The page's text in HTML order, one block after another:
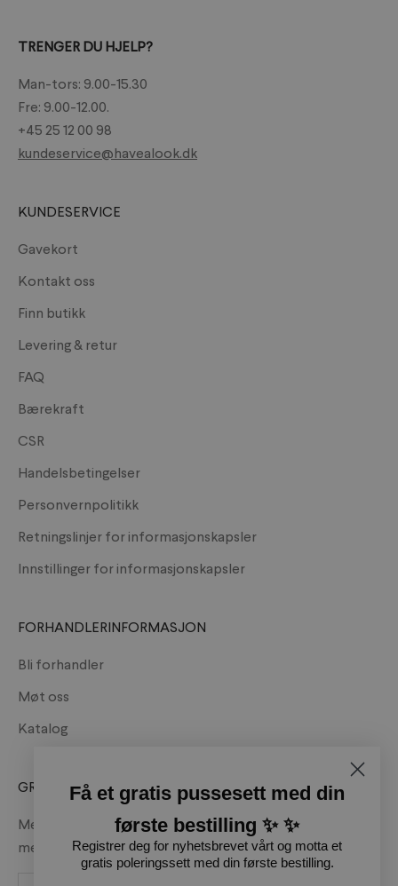
TRENGER DU HJELP?
Man-tors: 9.00-15.30
Fre: 9.00-12.00.
+45 25 12 00 98
kundeservice@havealook.dk
KUNDESERVICE
Gavekort
Kontakt oss
Finn butikk
Levering & retur
FAQ
Bærekraft
CSR
Handelsbetingelser
Personvernpolitikk
Retningslinjer for informasjonskapsler
Innstillinger for informasjonskapsler
FORHANDLERINFORMASJON
Bli forhandler
Møt oss
Katalog
GRATIS PUSSESETT!
Meld deg på vårt nyhetsbrev og motta et gratis pussesett
med din første ordre.
Få et gratis pussesett med din
første bestilling ✨ ✨
Registrer deg for nyhetsbrevet vårt og motta et
gratis poleringssett med din første bestilling.